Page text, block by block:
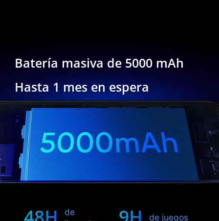
Batería masiva de 5000 mAh
Hasta 1 mes en espera
de
de juegos